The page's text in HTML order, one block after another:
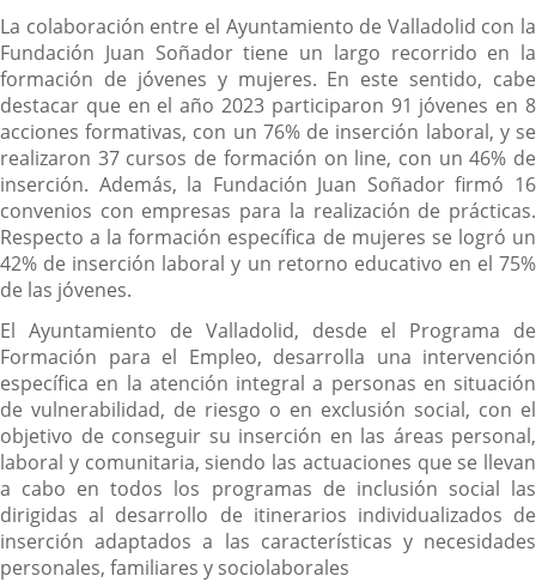
La colaboración entre el Ayuntamiento de Valladolid con la
Fundación Juan Soñador tiene un largo recorrido en la
formación de jóvenes y mujeres. En este sentido, cabe
destacar que en el año 2023 participaron 91 jóvenes en 8
acciones formativas, con un 76% de inserción laboral, y se
realizaron 37 cursos de formación on line, con un 46% de
inserción. Además, la Fundación Juan Soñador firmó 16
convenios con empresas para la realización de prácticas.
Respecto a la formación específica de mujeres se logró un
42% de inserción laboral y un retorno educativo en el 75%
de las jóvenes.
El Ayuntamiento de Valladolid, desde el Programa de
Formación para el Empleo, desarrolla una intervención
específica en la atención integral a personas en situación
de vulnerabilidad, de riesgo o en exclusión social, con el
objetivo de conseguir su inserción en las áreas personal,
laboral y comunitaria, siendo las actuaciones que se llevan
a cabo en todos los programas de inclusión social las
dirigidas al desarrollo de itinerarios individualizados de
inserción adaptados a las características y necesidades
personales, familiares y sociolaborales